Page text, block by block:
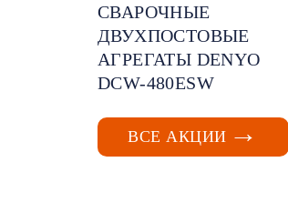
СВАРОЧНЫЕ
ДВУХПОСТОВЫЕ
АГРЕГАТЫ DENYO
DCW-480ESW
ВСЕ АКЦИИ